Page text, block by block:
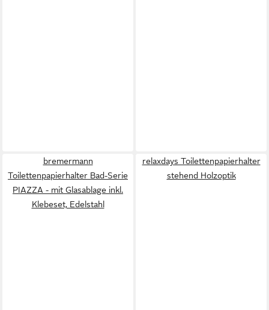
bremermann
Toilettenpapierhalter Bad-Serie
PIAZZA - mit Glasablage inkl.
Klebeset, Edelstahl
relaxdays Toilettenpapierhalter
stehend Holzoptik